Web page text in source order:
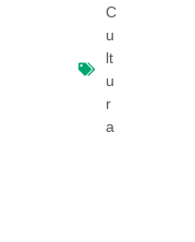
C
u
lt
u
r
a